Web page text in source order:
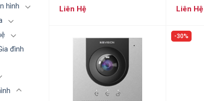
hình
đình
Liên Hệ Liên Hệ
30%